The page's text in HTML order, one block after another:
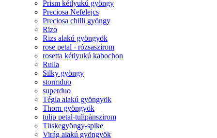
Prism kétlyukú gyöngy
Preciosa Nefelejcs
Preciosa chilli gyöngy
Rizo
Rizs alakú gyöngyök
rose petal - rózsaszirom
rosetta kétlyukú kabochon
Rulla
Silky gyöngy
stormduo
superduo
Tégla alakú gyöngyök
Thorn gyöngyök
tulip petal-tulipánszirom
Tüskegyöngy-spike
Virág alakú gyöngyök